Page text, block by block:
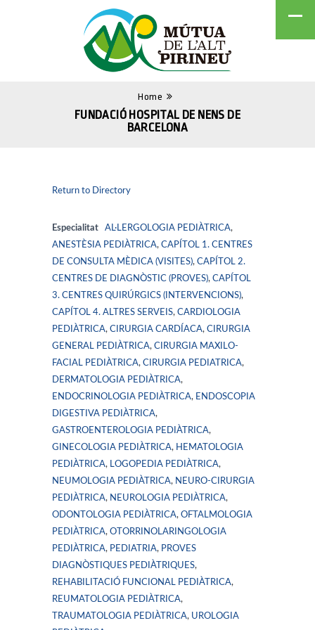
Home
FUNDACIÓ HOSPITAL DE NENS DE
BARCELONA
Return to Directory
Especialitat AL·LERGOLOGIA PEDIÀTRICA,
ANESTÈSIA PEDIÀTRICA, CAPÍTOL 1. CENTRES
DE CONSULTA MÈDICA (VISITES), CAPÍTOL 2.
CENTRES DE DIAGNÒSTIC (PROVES), CAPÍTOL
3. CENTRES QUIRÚRGICS (INTERVENCIONS),
CAPÍTOL 4. ALTRES SERVEIS, CARDIOLOGIA
PEDIÀTRICA, CIRURGIA CARDÍACA, CIRURGIA
GENERAL PEDIÀTRICA, CIRURGIA MAXILO-
FACIAL PEDIÀTRICA, CIRURGIA PEDIATRICA,
DERMATOLOGIA PEDIÀTRICA,
ENDOCRINOLOGIA PEDIÀTRICA, ENDOSCOPIA
DIGESTIVA PEDIÀTRICA,
GASTROENTEROLOGIA PEDIÀTRICA,
GINECOLOGIA PEDIÀTRICA, HEMATOLOGIA
PEDIÀTRICA, LOGOPEDIA PEDIÀTRICA,
NEUMOLOGIA PEDIÀTRICA, NEURO-CIRURGIA
PEDIÀTRICA, NEUROLOGIA PEDIÀTRICA,
ODONTOLOGIA PEDIÀTRICA, OFTALMOLOGIA
PEDIÀTRICA, OTORRINOLARINGOLOGIA
PEDIÀTRICA, PEDIATRIA, PROVES
DIAGNÒSTIQUES PEDIÀTRIQUES,
REHABILITACIÓ FUNCIONAL PEDIÀTRICA,
REUMATOLOGIA PEDIÀTRICA,
TRAUMATOLOGIA PEDIÀTRICA, UROLOGIA